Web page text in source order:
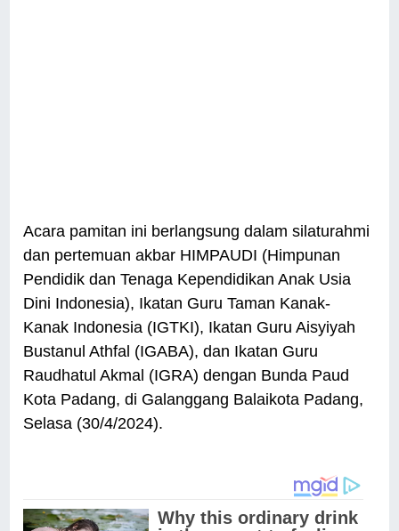
Acara pamitan ini berlangsung dalam silaturahmi
dan pertemuan akbar HIMPAUDI (Himpunan
Pendidik dan Tenaga Kependidikan Anak Usia
Dini Indonesia), Ikatan Guru Taman Kanak-
Kanak Indonesia (IGTKI), Ikatan Guru Aisyiyah
Bustanul Athfal (IGABA), dan Ikatan Guru
Raudhatul Akmal (IGRA) dengan Bunda Paud
Kota Padang, di Galanggang Balaikota Padang,
Selasa (30/4/2024).